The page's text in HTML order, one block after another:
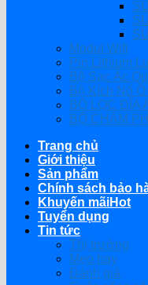
Modul Wifi
Pin Lithium
Bộ Sạc Ắc
Bộ Kích Nổ
BỘ LỌC ĐĨA
BỘ CHÂM
Trang chủ
Giới thiệu
Sản phẩm
Chính sách bảo
Khuyến mãi
Tuyển dụng
Tin tức
Thị trường
Mẹo hay
Đánh giá